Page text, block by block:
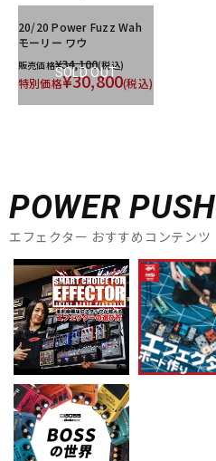
SOLD OUT
20/20 Power Fuzz Wah
モーリー ワウ
販売価格¥34,100(税込)
特別価格¥30,800(税込)
POWER PUSH
エフェクター おすすめコンテンツ